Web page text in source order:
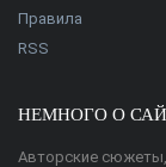
Правила
RSS
НЕМНОГО О
Авторские